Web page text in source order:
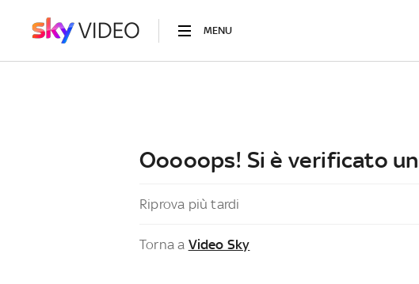
MENU
Ooooops! Si è verificato
Riprova più tardi
Torna a Video Sky